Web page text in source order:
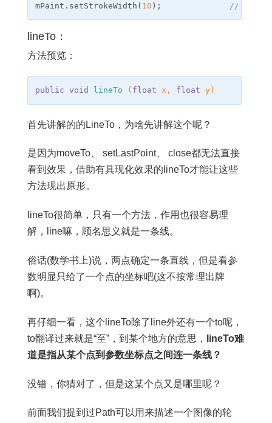
mPaint . setStrokeWidth ( 10 ); // 边框宽
lineTo：
方法预览：
public void lineTo ( float x , float y)
首先讲解的的LineTo，为啥先讲解这个呢？
是因为moveTo、 setLastPoint、 close都无法直接
看到效果，借助有具现化效果的lineTo才能让这些
方法现出原形。
lineTo很简单，只有一个方法，作用也很容易理
解，line嘛，顾名思义就是一条线。
俗话(数学书上)说，两点确定一条直线，但是看参
数明显只给了一个点的坐标吧(这不按常理出牌
啊)。
再仔细一看，这个lineTo除了line外还有一个to呢，
to翻译过来就是“至”，到某个地方的意思，
lineTo难
道是指从某个点到参数坐标点之间连一条线？
没错，你猜对了，但是这某个点又是哪里呢？
前面我们提到过Path可以用来描述一个图像的轮